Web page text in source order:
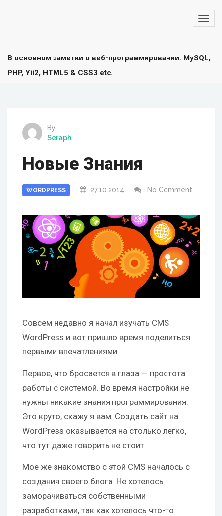
В основном заметки о веб-программировании: MySQL,
PHP, Yii2, HTML5 & CSS3 etc.
By
Seraph
Новые Знания
WORDPRESS 27.10.2014 No Comment
Совсем недавно я начал изучать CMS
WordPress и вот пришло время поделиться
первыми впечатлениями.
Первое, что бросается в глаза — простота
работы с системой. Во время настройки не
нужны никакие знания программирования.
Это круто, скажу я вам. Создать сайт на
WordPress оказывается на столько легко,
что тут даже говорить не стоит.
Мое же знакомство с этой CMS началось с
создания своего блога. Не хотелось
заморачиваться собственными
разработками, так как хотелось что-то